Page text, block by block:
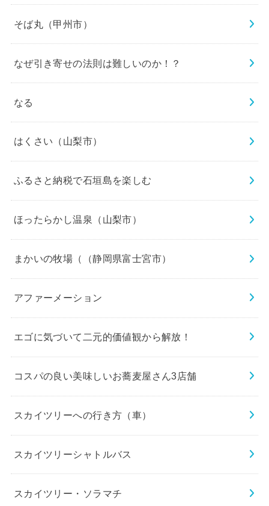
そば丸（甲州市）
なぜ引き寄せの法則は難しいのか！？
なる
はくさい（山梨市）
ふるさと納税で石垣島を楽しむ
ほったらかし温泉（山梨市）
まかいの牧場（（静岡県富士宮市）
アファーメーション
エゴに気づいて二元的価値観から解放！
コスパの良い美味しいお蕎麦屋さん3店舗
スカイツリーへの行き方（車）
スカイツリーシャトルバス
スカイツリー・ソラマチ